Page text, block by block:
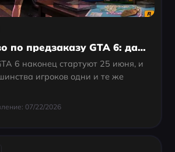
Руководство по предзаказу GTA 6: дата выхода, цена и как купить на PS5, Xbox, PC/Steam
6 наконец стартуют 25 июня, и
игроков одни и те же
07/22/2026